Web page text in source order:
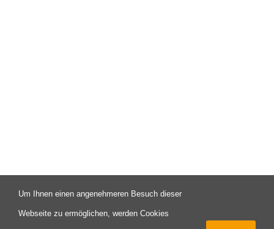
© Copyright 2003 -
Pforzheim | All Rights Reserved
Um Ihnen einen angenehmeren Besuch dieser
Webseite zu ermöglichen, werden Cookies